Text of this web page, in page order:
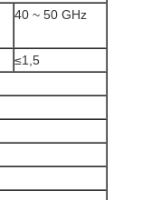
40 ~ 50 GHz
≤1,5